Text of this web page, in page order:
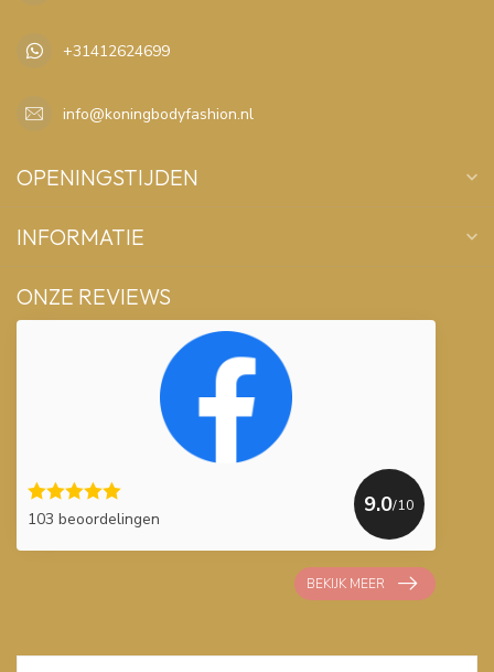
+31412624699
info@koningbodyfashion.nl
OPENINGSTIJDEN
INFORMATIE
ONZE REVIEWS
103 beoordelingen
9.0/10
BEKIJK MEER